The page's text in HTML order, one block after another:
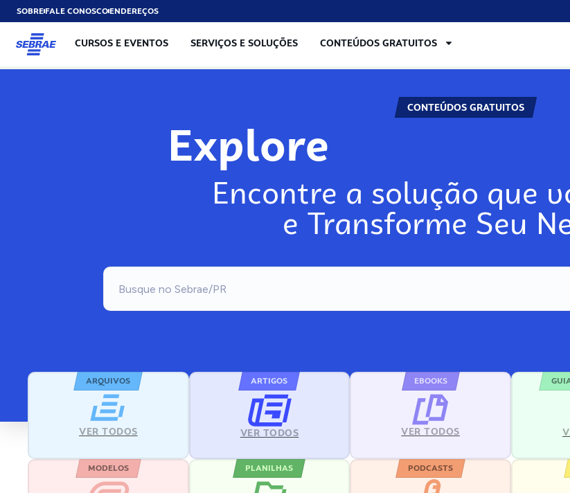
SOBREFALE CONOSCOENDEREÇOS
CURSOS E EVENTOS SERVIÇOS E SOLUÇÕES CONTEÚDOS GRATUITOS
CONTEÚDOS GRATUITOS
Explore
Encontre a solução que
e Transforme Seu
ARQUIVOS
VER TODOS
ARTIGOS
VER TODOS
EBOOKS
VER TODOS
MODELOS PLANILHAS PODCASTS